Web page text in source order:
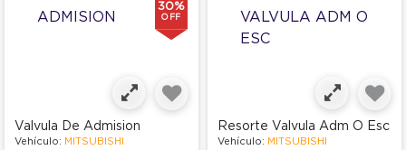
30%
OFF
Valvula De Admision
Vehículo: MITSUBISHI
Resorte Valvula Adm O Esc
Vehículo: MITSUBISHI